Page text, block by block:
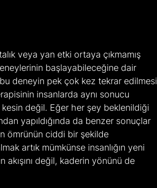
veya yan etki ortaya çıkmamış
başlayabileceğine dair
deneyin pek çok kez tekrar edilmesi
insanlarda aynı sonucu
değil. Eğer her şey beklenildiği
yapıldığında da benzer sonuçlar
ömrünün ciddi bir şekilde
artık mümkünse insanlığın yeni
değil, kaderin yönünü de